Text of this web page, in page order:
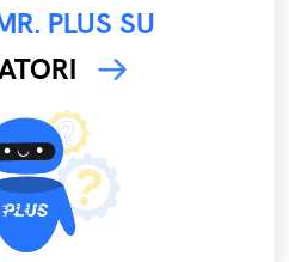
PLUS SU